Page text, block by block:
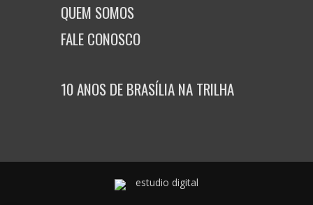
QUEM SOMOS
FALE CONOSCO
10 ANOS DE BRASÍLIA NA TRILHA
estudio digital